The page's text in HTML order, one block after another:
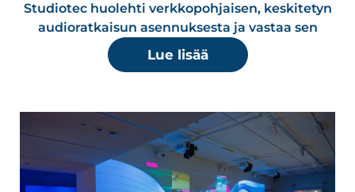
Studiotec huolehti verkkopohjaisen, keskitetyn
audioratkaisun asennuksesta ja vastaa sen
Lue lisää